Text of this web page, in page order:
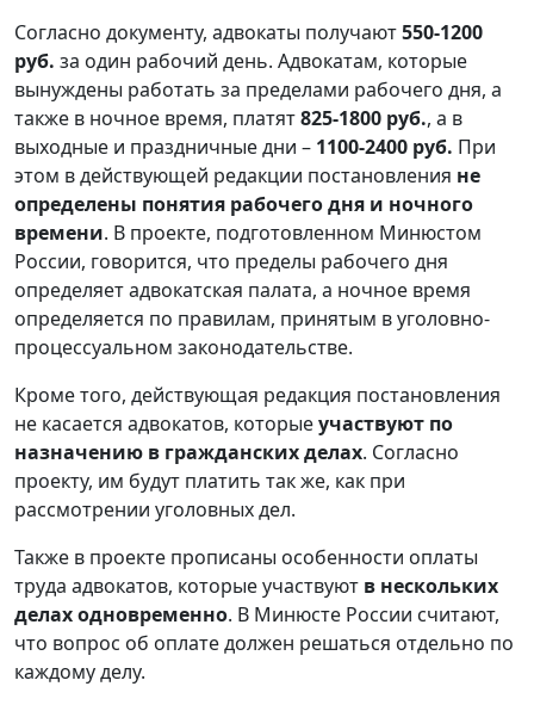
Согласно документу, адвокаты получают550-1200
руб. за один рабочий день. Адвокатам, которые
вынуждены работать за пределами рабочего дня, а
также в ночное время, платят825-1800 руб., а в
выходные и праздничные дни – 1100-2400 руб. При
этом в действующей редакции постановления не
определены понятия рабочего дня и ночного
времени. В проекте, подготовленном Минюстом
России, говорится, что пределы рабочего дня
определяет адвокатская палата, а ночное время
определяется по правилам, принятым в уголовно-
процессуальном законодательстве.
Кроме того, действующая редакция постановления
не касается адвокатов, которыеучаствуют по
назначению в гражданских делах. Согласно
проекту, им будут платить так же, как при
рассмотрении уголовных дел.
Также в проекте прописаны особенности оплаты
труда адвокатов, которые участвуют в нескольких
делах одновременно. В Минюсте России считают,
что вопрос об оплате должен решаться отдельно по
каждому делу.